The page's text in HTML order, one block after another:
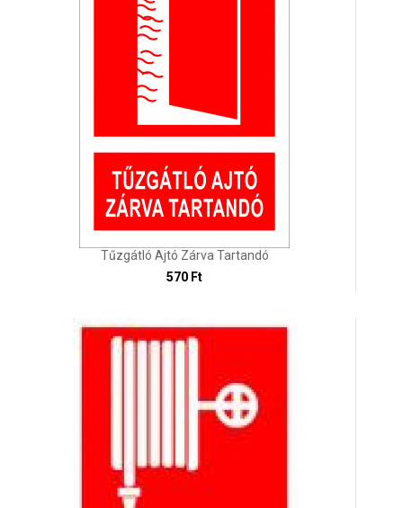
Tűzgátló Ajtó Zárva Tartandó
570 Ft